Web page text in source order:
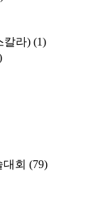
칼라) (1)
회 (79)